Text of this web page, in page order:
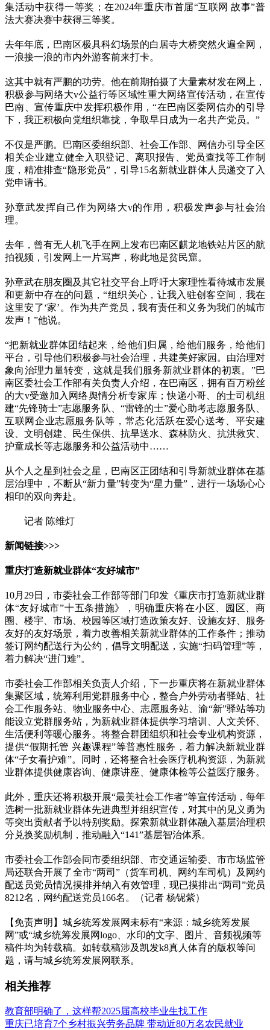
集活动中获得一等奖；在2024年重庆市首届“互联网 故事”普
法大赛决赛中获得三等奖。
去年年底，巴南区极具科幻场景的白居寺大桥突然火遍全网，
一浪接一浪的市内外游客前来打卡。
这其中就有严鹏的功劳。他在前期拍摄了大量素材发在网上，
积极参与网络大v公益行等区域性重大网络宣传活动，在宣传
巴南、宣传重庆中发挥积极作用，“在巴南区委网信办的引导
下，我正积极向党组织靠拢，争取早日成为一名共产党员。”
不仅是严鹏。巴南区委组织部、社会工作部、网信办引导全区
相关企业建立健全入职登记、离职报告、党员查找等工作制
度，精准排查“隐形党员”，引导15名新就业群体人员递交了入
党申请书。
孙章武发挥自己作为网络大v的作用，积极发声参与社会治
理。
去年，曾有无人机飞手在网上发布巴南区麒龙地铁站片区的航
拍视频，引发网上一片骂声，称此地是贫民窟。
孙章武在朋友圈及其它社交平台上呼吁大家理性看待城市发展
和更新中存在的问题，“组织关心，让我入驻创客空间，我在
这里安了‘家’。作为共产党员，我有责任和义务为我们的城市
发声！”他说。
“把新就业群体团结起来，给他们归属，给他们服务，给他们
平台，引导他们积极参与社会治理，共建美好家园。由治理对
象向治理力量转变，这就是我们服务新就业群体的初衷。”巴
南区委社会工作部有关负责人介绍，在巴南区，拥有百万粉丝
的大v受邀加入网络舆情分析专家库；快递小哥、的士司机组
建“先锋骑士”志愿服务队、“雷锋的士”爱心助考志愿服务队、
互联网企业志愿服务队等，常态化活跃在爱心送考、平安建
设、文明创建、民生保供、抗旱送水、森林防火、抗洪救灾、
护童成长等志愿服务和公益活动中……
从个人之星到社会之星，巴南区正团结和引导新就业群体在基
层治理中，不断从“新力量”转变为“星力量”，进行一场场心心
相印的双向奔赴。
记者 陈维灯
新闻链接>>>
重庆打造新就业群体“友好城市”
10月29日，市委社会工作部等部门印发《重庆市打造新就业群
体“友好城市”十五条措施》，明确重庆将在小区、园区、商
圈、楼宇、市场、校园等区域打造政策友好、设施友好、服务
友好的友好场景，着力改善相关新就业群体的工作条件；推动
签订网约配送行为公约，倡导文明配送，实施“扫码管理”等，
着力解决“进门难”。
市委社会工作部相关负责人介绍，下一步重庆将在新就业群体
集聚区域，统筹利用党群服务中心，整合户外劳动者驿站、社
会工作服务站、物业服务中心、志愿服务站、渝“新”驿站等功
能设立党群服务站，为新就业群体提供学习培训、人文关怀、
生活便利等暖心服务。将整合群团组织和社会专业机构资源，
提供“假期托管 兴趣课程”等普惠性服务，着力解决新就业群
体“子女看护难”。同时，还将整合社会医疗机构资源，为新就
业群体提供健康咨询、健康讲座、健康体检等公益医疗服务。
此外，重庆还将积极开展“最美社会工作者”等宣传活动，每年
选树一批新就业群体先进典型并组织宣传，对其中的见义勇为
等突出贡献者予以特别奖励。探索新就业群体融入基层治理积
分兑换奖励机制，推动融入“141”基层智治体系。
市委社会工作部会同市委组织部、市交通运输委、市市场监管
局还联合开展了全市“两司”（货车司机、网约车司机）及网约
配送员党员情况摸排并纳入有效管理，现已摸排出“两司”党员
8212名，网约配送党员166名。（记者 杨铌紫）
【免责声明】城乡统筹发展网未标有“来源：城乡统筹发展
网”或“城乡统筹发展网logo、水印的文字、图片、音频视频等
稿件均为转载稿。如转载稿涉及凯发k8真人体育的版权等问
题，请与城乡统筹发展网联系。
相关推荐
教育部明确了，这样帮2025届高校毕业生找工作
重庆已培育7个乡村振兴劳务品牌 带动近80万名农民就业